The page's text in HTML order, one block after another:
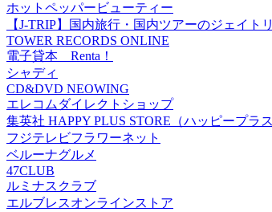
ホットペッパービューティー
【J-TRIP】国内旅行・国内ツアーのジェイト
TOWER RECORDS ONLINE
電子貸本 Renta！
シャディ
CD&DVD NEOWING
エレコムダイレクトショップ
集英社 HAPPY PLUS STORE（ハッピープラス
フジテレビフラワーネット
ベルーナグルメ
47CLUB
ルミナスクラブ
エルブレスオンラインストア